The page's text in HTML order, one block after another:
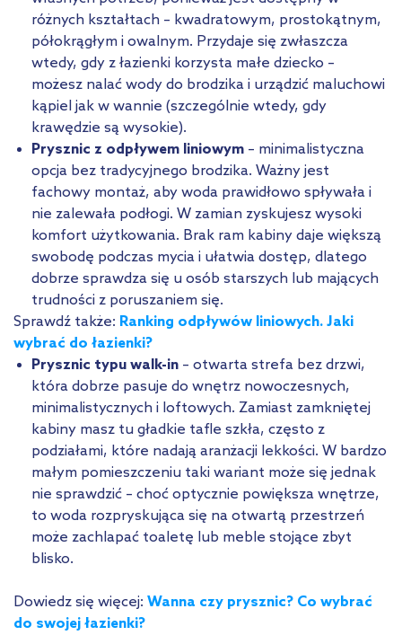
różnych kształtach – kwadratowym, prostokątnym,
półokrągłym i owalnym. Przydaje się zwłaszcza
wtedy, gdy z łazienki korzysta małe dziecko –
możesz nalać wody do brodzika i urządzić maluchowi
kąpiel jak w wannie (szczególnie wtedy, gdy
krawędzie są wysokie).
Prysznic z odpływem liniowym – minimalistyczna
opcja bez tradycyjnego brodzika. Ważny jest
fachowy montaż, aby woda prawidłowo spływała i
nie zalewała podłogi. W zamian zyskujesz wysoki
komfort użytkowania. Brak ram kabiny daje większą
swobodę podczas mycia i ułatwia dostęp, dlatego
dobrze sprawdza się u osób starszych lub mających
trudności z poruszaniem się.
Sprawdź także: Ranking odpływów liniowych. Jaki
wybrać do łazienki?
Prysznic typu walk-in – otwarta strefa bez drzwi,
która dobrze pasuje do wnętrz nowoczesnych,
minimalistycznych i loftowych. Zamiast zamkniętej
kabiny masz tu gładkie tafle szkła, często z
podziałami, które nadają aranżacji lekkości. W bardzo
małym pomieszczeniu taki wariant może się jednak
nie sprawdzić – choć optycznie powiększa wnętrze,
to woda rozpryskująca się na otwartą przestrzeń
może zachlapać toaletę lub meble stojące zbyt
blisko.
Dowiedz się więcej: Wanna czy prysznic? Co wybrać
do swojej łazienki?